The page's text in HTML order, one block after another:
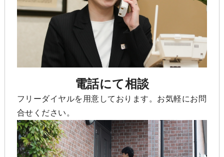
電話にて相談
フリーダイヤルを用意しております。お気軽にお問
合せください。